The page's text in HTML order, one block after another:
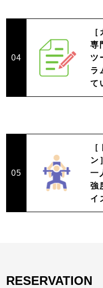
04
専
ツ
ラ
て
05
ン
一
強
イ
RESERVATION